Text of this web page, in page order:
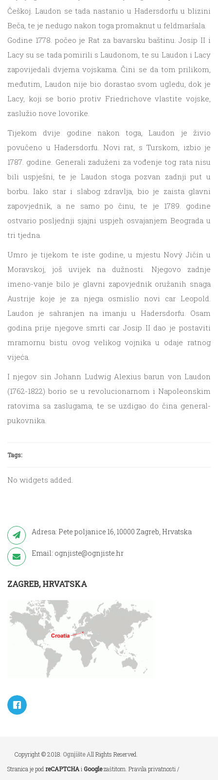
Češkoj. Laudon se tada nastanio u Hadersdorfu u blizini
Beča, te je nedugo nakon toga promaknut u feldmaršala.
Godine 1778. počeo je Rat za bavarsku baštinu. Josip II i
Lacy su se tada pomirili s Laudonom, te su Laudon i Lacy
zapovijedali dvjema vojskama. Čini se da tom prilikom,
međutim, Laudon nije bio dorastao svom ugledu, dok je
Lacy, koji se borio protiv Friedrichove vlastite vojske,
zaslužio nove lovorike.
Tijekom dvije godine nakon toga, Laudon je živio
povučeno u Hadersdorfu. Novi rat, s Turskom, izbio je
1787. godine. Generali zaduženi za vođenje tog rata nisu
bili uspješni, te je Laudon stoga pozvan zadnji put u
borbu. Iako star i slabog zdravlja, bio je zaista glavni
zapovjednik, a ne samo po činu, te je 1789. godine
ostvario posljednji sjajni uspjeh osvajanjem Beograda u
tri tjedna.
Umro je tijekom te iste godine, u mjestu Nový Jičín u
Moravskoj, još uvijek na dužnosti. Njegovo zadnje
imeno-vanje bilo je glavni zapovjednik oružanih snaga
Austrije koje je za njega osmislio novi car Leopold.
Laudon je sahranjen na imanju u Hadersdorfu. Osam
godina prije njegove smrti car Josip II dao je postaviti
mramornu bistu ovog velikog vojnika u odaje ratnog
vijeća.
I njegov sin Johann Ludwig Alexius barun von Laudon
(1762-1822) borio se u revolucionarnom i Napoleonskim
ratovima sa zaslugama, te se uzdigao do čina general-
pukovnika.
Tags:
No widgets added.
Adresa: Pete poljanice 16, 10000 Zagreb, Hrvatska
Email: ognjiste@ognjiste.hr
ZAGREB, HRVATSKA
Copyright © 2018. OgnjišteAll Rights Reserved.
Stranica je pod reCAPTCHAi Googlezaštitom. Pravila privatnosti /